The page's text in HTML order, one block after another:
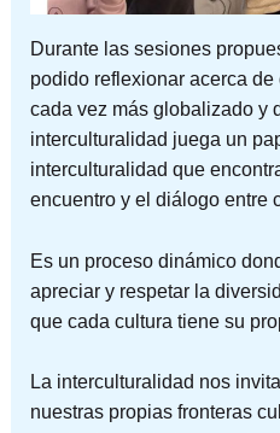
Durante las sesiones
podido reflexionar acerca
cada vez más globalizado y
interculturalidad juega un
interculturalidad que
encuentro y el diálogo entre
Es un proceso dinámico
apreciar y respetar la
que cada cultura tiene su
La interculturalidad nos
nuestras propias fronteras